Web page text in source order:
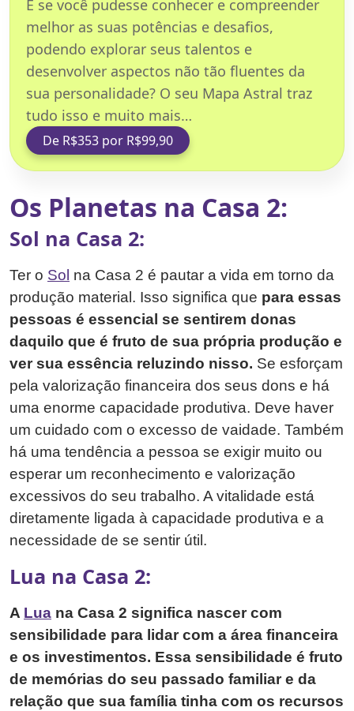
E se você pudesse conhecer e compreender
melhor as suas potências e desafios,
podendo explorar seus talentos e
desenvolver aspectos não tão fluentes da
sua personalidade? O seu Mapa Astral traz
tudo isso e muito mais…
De R$353 por R$99,90
Os Planetas na Casa 2:
Sol na Casa 2:
Ter o Sol na Casa 2 é pautar a vida em torno da
produção material. Isso significa que para essas
pessoas é essencial se sentirem donas
daquilo que é fruto de sua própria produção e
ver sua essência reluzindo nisso. Se esforçam
pela valorização financeira dos seus dons e há
uma enorme capacidade produtiva. Deve haver
um cuidado com o excesso de vaidade. Também
há uma tendência a pessoa se exigir muito ou
esperar um reconhecimento e valorização
excessivos do seu trabalho. A vitalidade está
diretamente ligada à capacidade produtiva e a
necessidade de se sentir útil.
Lua na Casa 2:
A Lua na Casa 2 significa nascer com
sensibilidade para lidar com a área financeira
e os investimentos. Essa sensibilidade é fruto
de memórias do seu passado familiar e da
relação que sua família tinha com os recursos